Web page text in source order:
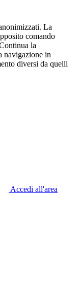
La
comando
la
navigazione in
diversi da quelli
Accedi all'area